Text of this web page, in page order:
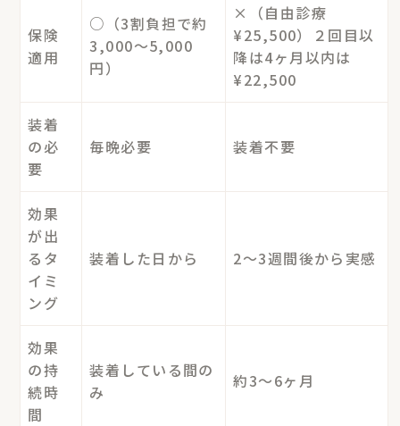
保険
適用
○（3割負担で約
3,000〜5,000
円）
×（自由診療
¥25,500）２回目以
降は4ヶ月以内は
¥22,500
装着
の必
要
毎晩必要 装着不要
効果
が出
るタ
イミ
ング
装着した日から 2〜3週間後から実感
効果
の持
続時
間
装着している間の
み
約3〜6ヶ月